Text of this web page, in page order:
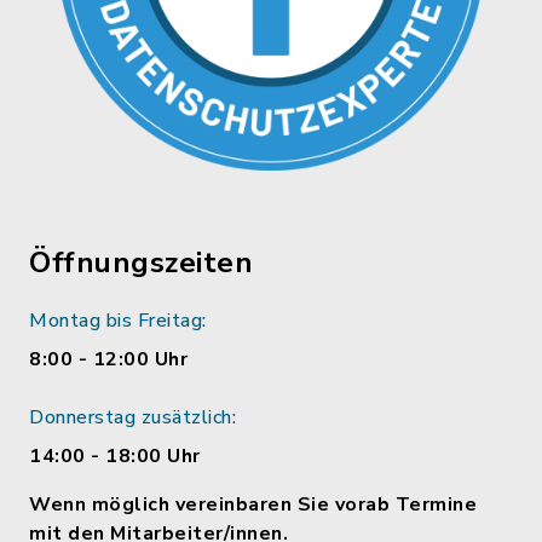
Öffnungszeiten
Montag bis Freitag:
8:00 - 12:00 Uhr
Donnerstag zusätzlich:
14:00 - 18:00 Uhr
Wenn möglich vereinbaren Sie vorab Termine
mit den Mitarbeiter/innen.